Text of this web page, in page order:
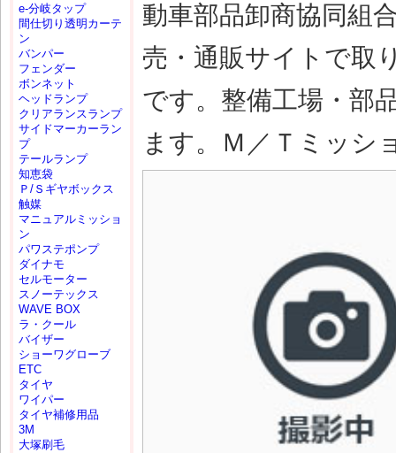
動車部品卸商協同組
売・通販サイトで取
です。整備工場・部
ます。Ｍ／Ｔミッシ
e-分岐タップ
間仕切り透明カーテ
ン
バンパー
フェンダー
ボンネット
ヘッドランプ
クリアランスランプ
サイドマーカーラン
プ
テールランプ
知恵袋
Ｐ/Ｓギヤボックス
触媒
マニュアルミッショ
ン
パワステポンプ
ダイナモ
セルモーター
スノーテックス
WAVE BOX
ラ・クール
バイザー
ショーワグローブ
ETC
タイヤ
ワイパー
タイヤ補修用品
3M
大塚刷毛